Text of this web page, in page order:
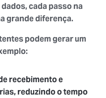
cada passo na
grande diferença.
podem gerar um
recebimento e
, reduzindo o tempo